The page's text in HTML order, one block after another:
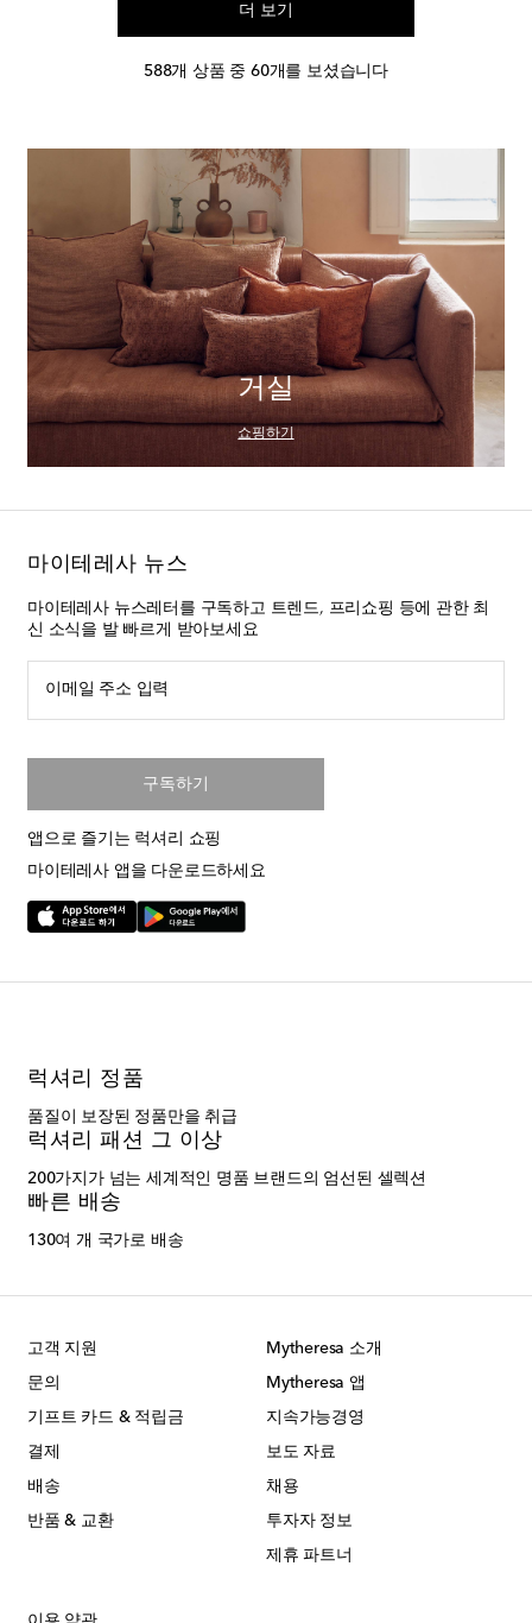
더 보기
588개 상품 중 60개를 보셨습니다
거실
쇼핑하기
마이테레사 뉴스
마이테레사 뉴스레터를 구독하고 트렌드, 프리쇼핑 등에 관한 최
신 소식을 발 빠르게 받아보세요
이메일 주소 입력
구독하기
앱으로 즐기는 럭셔리 쇼핑
마이테레사 앱을 다운로드하세요
럭셔리 정품
품질이 보장된 정품만을 취급
럭셔리 패션 그 이상
200가지가 넘는 세계적인 명품 브랜드의 엄선된 셀렉션
빠른 배송
130여 개 국가로 배송
고객 지원
문의
기프트 카드 & 적립금
결제
배송
반품 & 교환
Mytheresa 소개
Mytheresa 앱
지속가능경영
보도 자료
채용
투자자 정보
제휴 파트너